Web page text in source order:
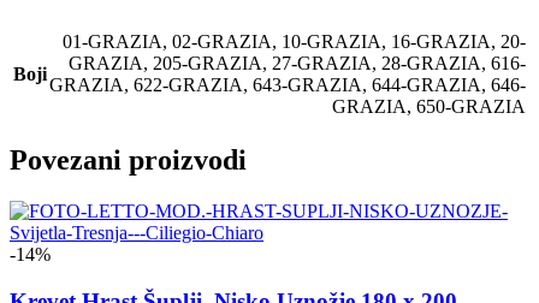
Boji
01-GRAZIA, 02-GRAZIA, 10-GRAZIA, 16-GRAZIA, 20-
GRAZIA, 205-GRAZIA, 27-GRAZIA, 28-GRAZIA, 616-
GRAZIA, 622-GRAZIA, 643-GRAZIA, 644-GRAZIA, 646-
GRAZIA, 650-GRAZIA
Povezani proizvodi
-14%